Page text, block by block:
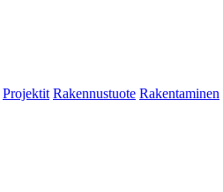
Projektit Rakennustuote Rakentaminen